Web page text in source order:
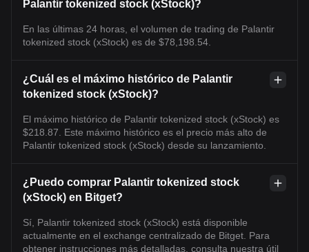
Palantir tokenized stock (xStock)?
En las últimas 24 horas, el volumen de trading de Palantir
tokenized stock (xStock) es de $78,198.54.
¿Cuál es el máximo histórico de Palantir
tokenized stock (xStock)?
El máximo histórico de Palantir tokenized stock (xStock) es
$218.87. Este máximo histórico es el precio más alto de
Palantir tokenized stock (xStock) desde su lanzamiento.
¿Puedo comprar Palantir tokenized stock
(xStock) en Bitget?
Sí, Palantir tokenized stock (xStock) está disponible
actualmente en el exchange centralizado de Bitget. Para
obtener instrucciones más detalladas, consulta nuestra útil